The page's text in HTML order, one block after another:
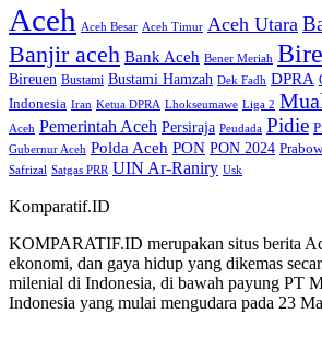
Aceh Aceh Besar Aceh Timur Aceh Utara
Banjir aceh Bank Aceh Bener Meriah
Bireuen Bustami Bustami Hamzah Dek Fadh DPRA
Indonesia Iran Ketua DPRA Lhokseumawe Liga 2
Aceh Pemerintah Aceh Persiraja Peudada Pidie
Gubernur Aceh Polda Aceh PON PON 2024
Safrizal Satgas PRR UIN Ar-Raniry Usk
Komparatif.ID
KOMPARATIF.ID merupakan situs berita
ekonomi, dan gaya hidup yang dikemas
milenial di Indonesia, di bawah payung PT
Indonesia yang mulai mengudara pada 23